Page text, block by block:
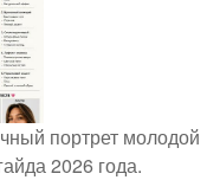
портрет молодой
2026 года.